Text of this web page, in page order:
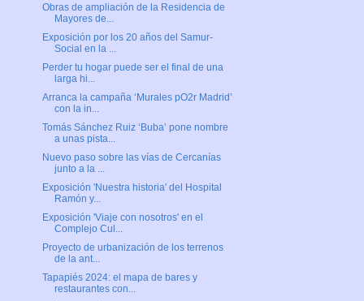
Obras de ampliación de la Residencia de
Mayores de...
Exposición por los 20 años del Samur-
Social en la ...
Perder tu hogar puede ser el final de una
larga hi...
Arranca la campaña ‘Murales pO2r Madrid’
con la in...
Tomás Sánchez Ruiz ‘Buba’ pone nombre
a unas pista...
Nuevo paso sobre las vías de Cercanías
junto a la ...
Exposición 'Nuestra historia' del Hospital
Ramón y...
Exposición 'Viaje con nosotros' en el
Complejo Cul...
Proyecto de urbanización de los terrenos
de la ant...
Tapapiés 2024: el mapa de bares y
restaurantes con...